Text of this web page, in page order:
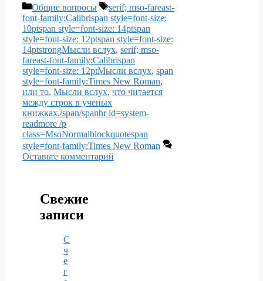
Рубрики
Общие вопросы Метки
serif; mso-fareast-
font-family:Calibrispan style=font-size:
10ptspan style=font-size: 14ptspan
style=font-size: 12ptspan style=font-size:
14ptstrongМысли вслух, serif; mso-
fareast-font-family:Calibrispan
style=font-size: 12ptМысли вслух, span
style=font-family:Times New Roman,
или то, Мысли вслух, что читается
между строк в ученых
книжках./span/spanhr id=system-
readmore /p
class=MsoNormalblockquotespan
style=font-family:Times New Roman
Оставьте комментарий
Свежие
записи
С
ч
е
г